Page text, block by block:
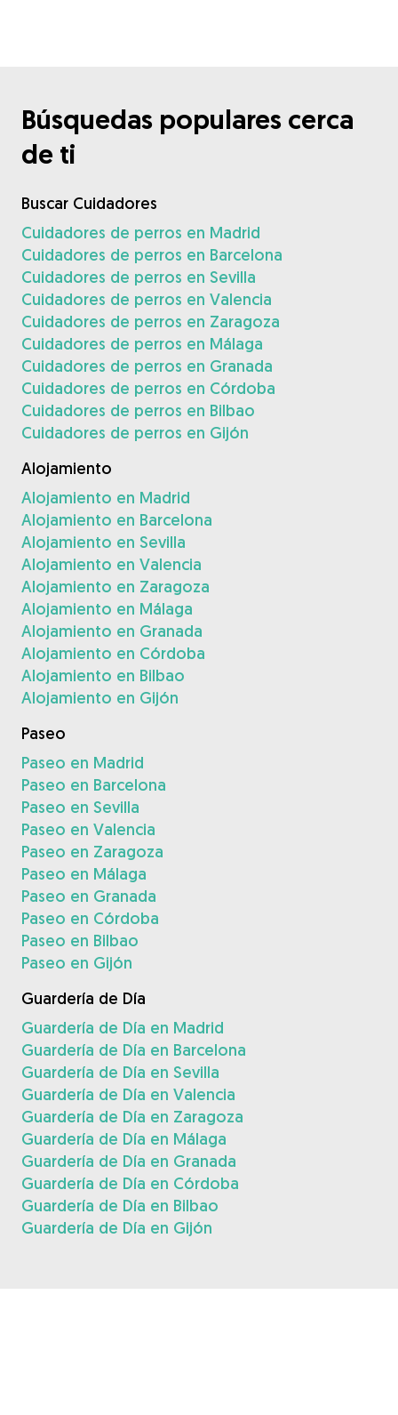
Búsquedas populares cerca
de ti
Buscar Cuidadores
Cuidadores de perros en Madrid
Cuidadores de perros en Barcelona
Cuidadores de perros en Sevilla
Cuidadores de perros en Valencia
Cuidadores de perros en Zaragoza
Cuidadores de perros en Málaga
Cuidadores de perros en Granada
Cuidadores de perros en Córdoba
Cuidadores de perros en Bilbao
Cuidadores de perros en Gijón
Alojamiento
Alojamiento en Madrid
Alojamiento en Barcelona
Alojamiento en Sevilla
Alojamiento en Valencia
Alojamiento en Zaragoza
Alojamiento en Málaga
Alojamiento en Granada
Alojamiento en Córdoba
Alojamiento en Bilbao
Alojamiento en Gijón
Paseo
Paseo en Madrid
Paseo en Barcelona
Paseo en Sevilla
Paseo en Valencia
Paseo en Zaragoza
Paseo en Málaga
Paseo en Granada
Paseo en Córdoba
Paseo en Bilbao
Paseo en Gijón
Guardería de Día
Guardería de Día en Madrid
Guardería de Día en Barcelona
Guardería de Día en Sevilla
Guardería de Día en Valencia
Guardería de Día en Zaragoza
Guardería de Día en Málaga
Guardería de Día en Granada
Guardería de Día en Córdoba
Guardería de Día en Bilbao
Guardería de Día en Gijón